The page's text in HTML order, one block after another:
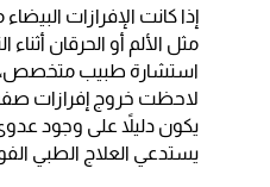
إذا كانت الإفرازات
مثل الألم أو الحرقان
استشارة طبيب متخصص،
لاحظت خروج إفرازات
يكون دليلاً على وجود
يستدعي العلاج الطبي